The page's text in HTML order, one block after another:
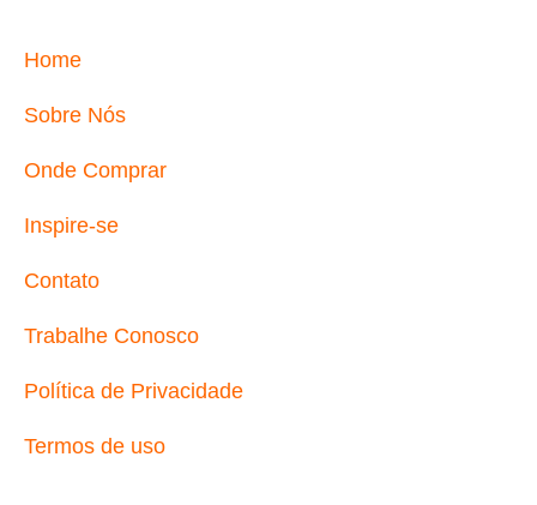
Home
Sobre Nós
Onde Comprar
Inspire-se
Contato
Trabalhe Conosco
Política de Privacidade
Termos de uso